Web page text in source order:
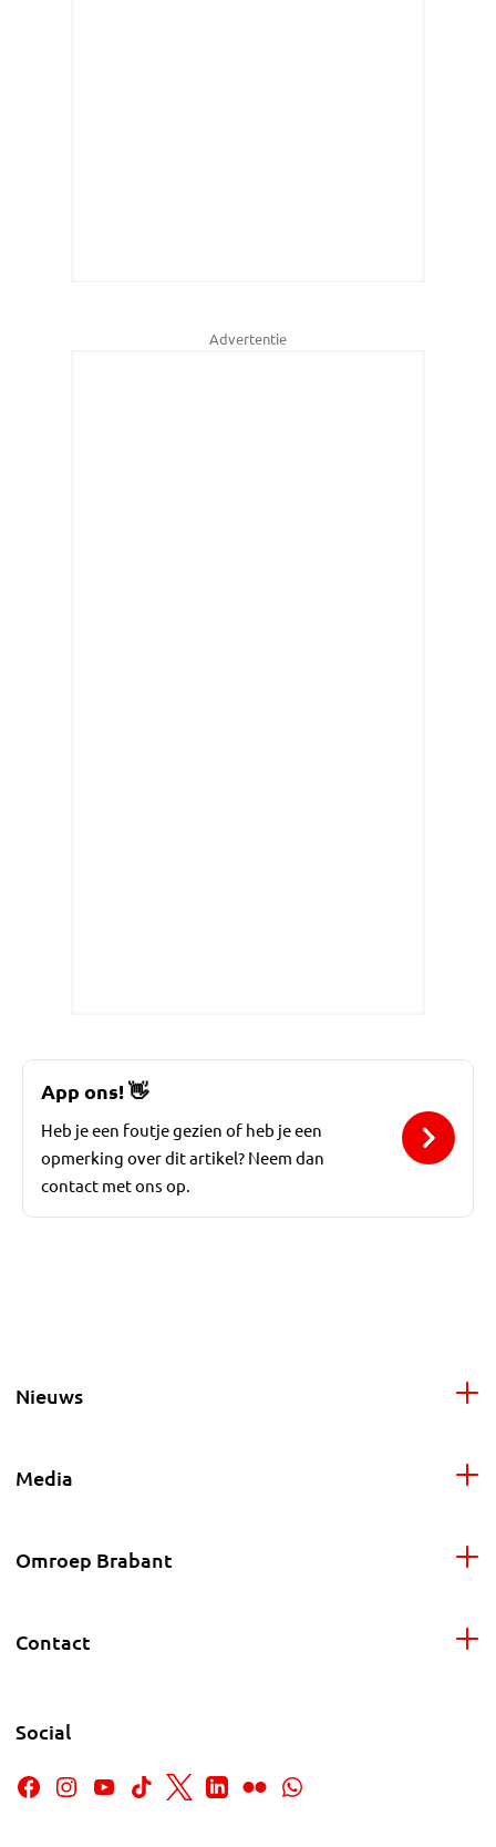
Advertentie
App ons! 👋
Heb je een foutje gezien of heb je een
opmerking over dit artikel? Neem dan
contact met ons op.
Nieuws
Media
Omroep Brabant
Contact
Social